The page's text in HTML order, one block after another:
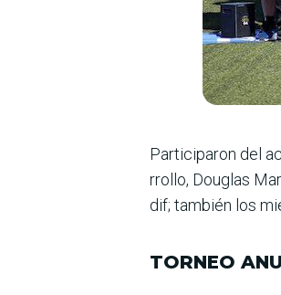
Participaron del
rrollo, Douglas
dif; también los
TORNEO